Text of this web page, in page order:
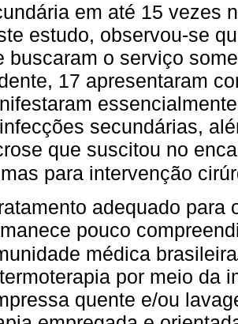
em até 15 vezes
estudo, observou-se
buscaram o serviço
17 apresentaram
secundárias,
que suscitou no
para intervenção
adequado para
pouco
médica brasileira
por meio da
quente e/ou